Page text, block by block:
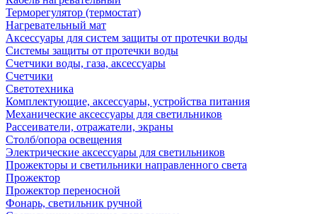
Терморегулятор (термостат)
Нагревательный мат
Аксессуары для систем защиты от протечки воды
Системы защиты от протечки воды
Счетчики воды, газа, аксессуары
Счетчики
Светотехника
Комплектующие, аксессуары, устройства питания
Механические аксессуары для светильников
Рассеиватели, отражатели, экраны
Столб/опора освещения
Электрические аксессуары для светильников
Прожекторы и светильники направленного света
Прожектор
Прожектор переносной
Фонарь, светильник ручной